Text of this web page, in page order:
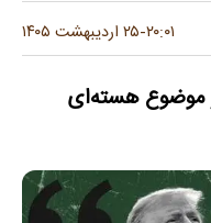
۲۰:۰۱-۲۵ اردیبهشت ۱۴۰۵
موضوع هسته‌ای